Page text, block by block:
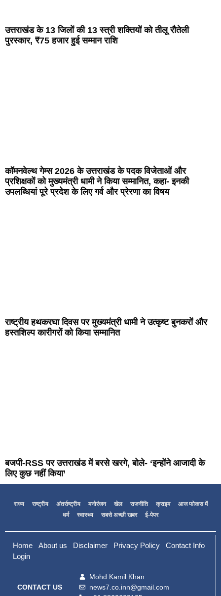
उत्तराखंड के 13 जिलों की 13 स्त्री शक्तियों को तीलू रौतेली
पुरस्कार, ₹75 हजार हुई सम्मान राशि
कॉमनवेल्थ गेम्स 2026 के उत्तराखंड के पदक विजेताओं और
प्रशिक्षकों को मुख्यमंत्री धामी ने किया सम्मानित, कहा- इनकी
उपलब्धियां पूरे प्रदेश के लिए गर्व और प्रेरणा का विषय
राष्ट्रीय हथकरघा दिवस पर मुख्यमंत्री धामी ने उत्कृष्ट बुनकरों और
हस्तशिल्प कारीगरों को किया सम्मानित
बजपी-RSS पर उत्तराखंड में बरसे खरगे, बोले- ‘इन्होंने आजादी के
लिए कुछ नहीं किया’
राज्य राष्ट्रीय अंतर्राष्ट्रीय मनोरंजन खेल राजनीति क्राइम
आज फोकस में
धर्म
स्वास्थ्य सबसे अच्छी खबर ई-पेपर
Home About us Disclaimer Privacy Policy
Contact Info
Login
CONTACT US
Mohd Kamil Khan
news7.co.inn@gmail.com